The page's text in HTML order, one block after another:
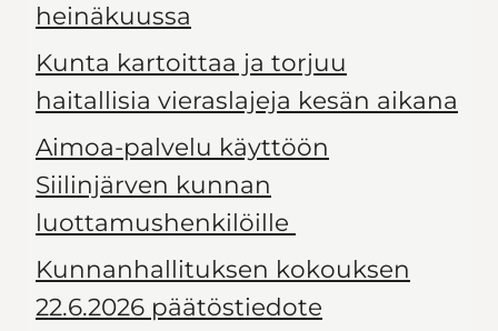
heinäkuussa
Kunta kartoittaa ja torjuu
haitallisia vieraslajeja kesän aikana
Aimoa-palvelu käyttöön
Siilinjärven kunnan
luottamushenkilöille
Kunnanhallituksen kokouksen
22.6.2026 päätöstiedote